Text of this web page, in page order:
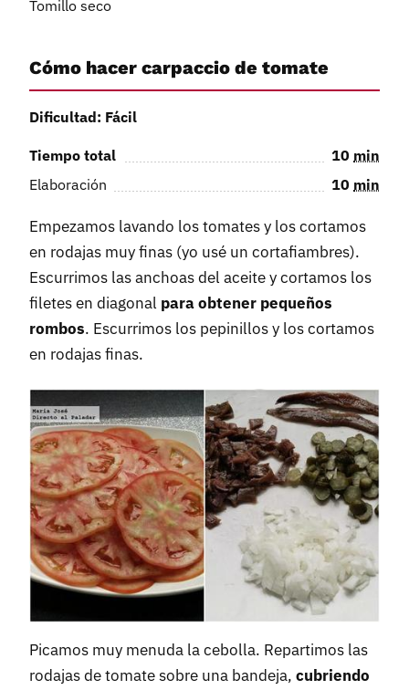
Tomillo seco
Cómo hacer carpaccio de tomate
Dificultad: Fácil
Tiempo total 10 min
Elaboración
10 min
Empezamos lavando los tomates y los cortamos
en rodajas muy finas (yo usé un cortafiambres).
Escurrimos las anchoas del aceite y cortamos los
filetes en diagonal para obtener pequeños
rombos. Escurrimos los pepinillos y los cortamos
en rodajas finas.
Picamos muy menuda la cebolla. Repartimos las
rodajas de tomate sobre una bandeja, cubriendo